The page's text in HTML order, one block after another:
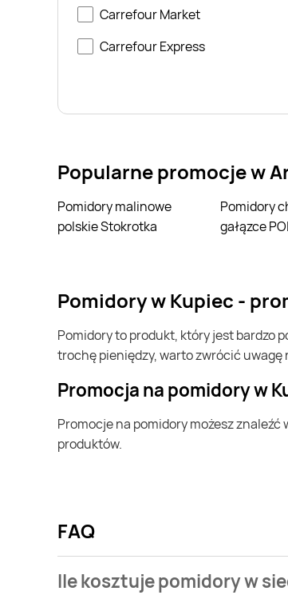
Carrefour Market
Carrefour Express
Popularne promocje w
Pomidory malinowe
polskie Stokrotka
Pomidory cherry na
gałązce
pomidory w Kupiec -
pomidory to produkt, który jest bardzo popularny w Polsce i na całym świecie. Często możesz go kupić w Kupiec. Jeśli chcesz kupić pomidory i chcesz zaoszczędzić
trochę pieniędzy, warto zwrócić uwagę
Promocja na pomidory w
Promocje na pomidory możesz znaleźć w gazetce promocyjnej Kupiec. Specjalnie dla Ciebie wybieramy najatrakcyjniejsze oferty i prezentujemy je w formie katalogu
produktów.
FAQ
Ile kosztuje pomidory w